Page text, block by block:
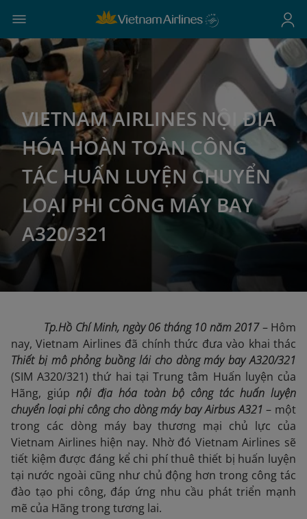
VIETNAM AIRLINES NỘI ĐỊA
HÓA HOÀN TOÀN CÔNG
TÁC HUẤN LUYỆN CHUYỂN
LOẠI PHI CÔNG MÁY BAY
A320/321
Tp.Hồ Chí Minh, ngày 06 tháng 10 năm 2017– Hôm
nay, Vietnam Airlines đã chính thức đưa vào khai thác
Thiết bị mô phỏng buồng lái cho dòng máy bay A320/321
(SIM A320/321) thứ hai tại Trung tâm Huấn luyện của
Hãng, giúpnội địa hóa toàn bộ công tác huấn luyện
chuyển loại phi công cho dòng máy bay Airbus A321 – một
trong các dòng máy bay thương mại chủ lực của
Vietnam Airlines hiện nay. Nhờ đó Vietnam Airlines sẽ
tiết kiệm được đáng kể chi phí thuê thiết bị huấn luyện
tại nước ngoài cũng như chủ động hơn trong công tác
đào tạo phi công, đáp ứng nhu cầu phát triển mạnh
mẽ của Hãng trong tương lai.